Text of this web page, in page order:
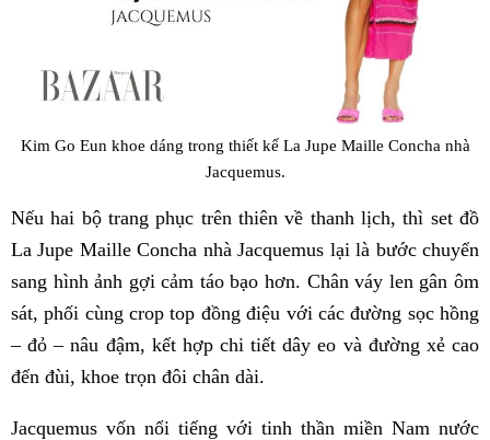
Kim Go Eun khoe dáng trong thiết kế La Jupe Maille Concha nhà
Jacquemus.
Nếu hai bộ trang phục trên thiên về thanh lịch, thì set đồ
La Jupe Maille Concha nhà Jacquemus lại là bước chuyển
sang hình ảnh gợi cảm táo bạo hơn. Chân váy len gân ôm
sát, phối cùng crop top đồng điệu với các đường sọc hồng
– đỏ – nâu đậm, kết hợp chi tiết dây eo và đường xẻ cao
đến đùi, khoe trọn đôi chân dài.
Jacquemus vốn nổi tiếng với tinh thần miền Nam nước